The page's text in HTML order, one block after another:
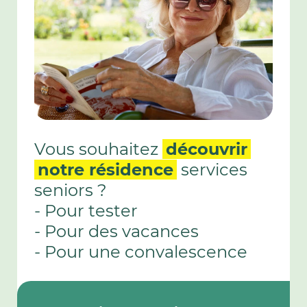
Vous souhaitez découvrir
notre résidence services
seniors ?
- Pour tester
- Pour des vacances
- Pour une convalescence